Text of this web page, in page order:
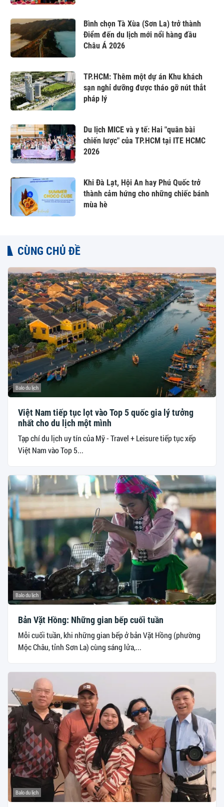
Bình chọn Tà Xùa (Sơn La) trở thành
Điểm đến du lịch mới nổi hàng đầu
Châu Á 2026
TP.HCM: Thêm một dự án Khu khách
sạn nghỉ dưỡng được tháo gỡ nút thắt
pháp lý
Du lịch MICE và y tế: Hai "quân bài
chiến lược" của TP.HCM tại ITE HCMC
2026
Khi Đà Lạt, Hội An hay Phú Quốc trở
thành cảm hứng cho những chiếc bánh
mùa hè
CÙNG CHỦ ĐỀ
Balo du lịch
Việt Nam tiếp tục lọt vào Top 5 quốc gia lý tưởng
nhất cho du lịch một mình
Tạp chí du lịch uy tín của Mỹ - Travel + Leisure tiếp tục xếp
Việt Nam vào Top 5...
Balo du lịch
Bản Vặt Hồng: Những gian bếp cuối tuần
Mỗi cuối tuần, khi những gian bếp ở bản Vặt Hồng (phường
Mộc Châu, tỉnh Sơn La) cùng sáng lửa,...
Balo du lịch